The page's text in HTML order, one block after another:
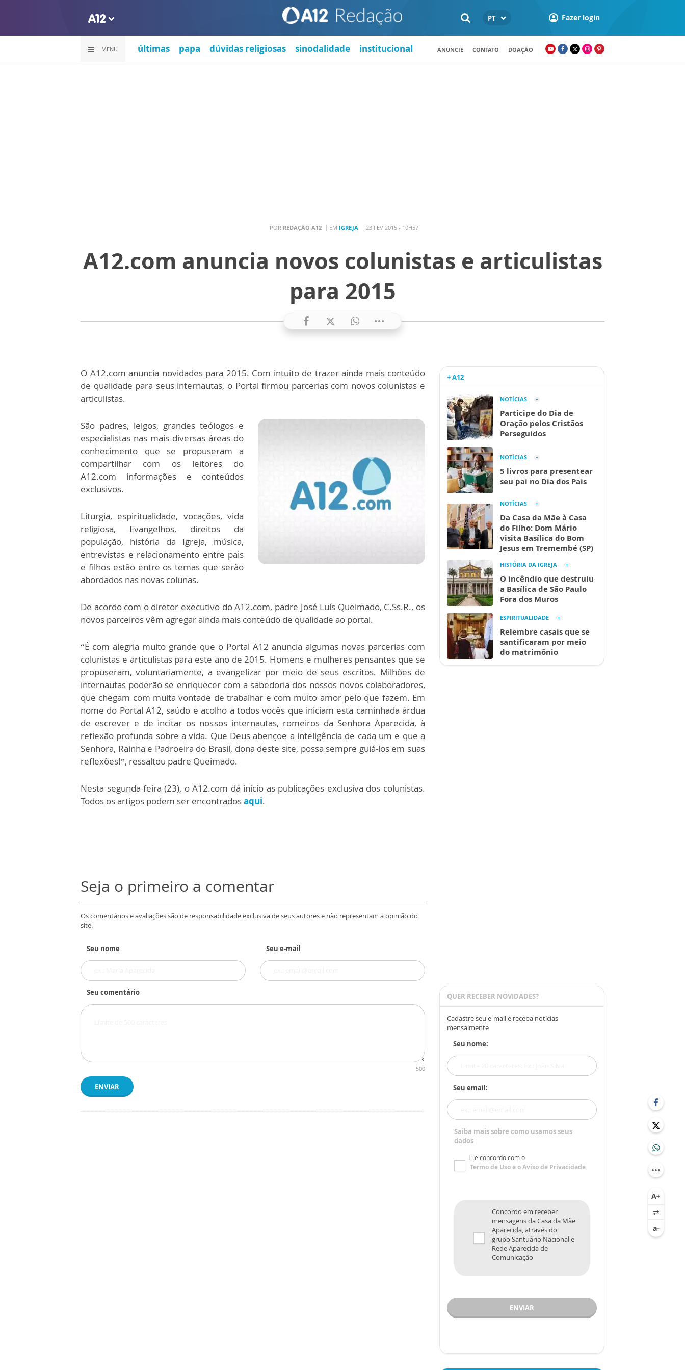
PT Fazer login
MENU últimas papa dúvidas religiosas sinodalidade institucional ANUNCIE CONTATO DOAÇÃO
POR REDAÇÃO A12 EM IGREJA 23 FEV 2015 - 10H57
A12.com anuncia novos colunistas e articulistas
para 2015
O A12.com anuncia novidades para 2015. Com intuito de trazer ainda mais conteúdo
de qualidade para seus internautas, o Portal firmou parcerias com novos colunistas e
articulistas.
São padres, leigos, grandes teólogos e
especialistas nas mais diversas áreas do
conhecimento que se propuseram a
compartilhar com os leitores do
A12.com informações e conteúdos
exclusivos.
Liturgia, espiritualidade, vocações, vida
religiosa, Evangelhos, direitos da
população, história da Igreja, música,
entrevistas e relacionamento entre pais
e filhos estão entre os temas que serão
abordados nas novas colunas.
De acordo com o diretor executivo do A12.com, padre José Luís Queimado, C.Ss.R., os
novos parceiros vêm agregar ainda mais conteúdo de qualidade ao portal.
“É com alegria muito grande que o Portal A12 anuncia algumas novas parcerias com
colunistas e articulistas para este ano de 2015. Homens e mulheres pensantes que se
propuseram, voluntariamente, a evangelizar por meio de seus escritos. Milhões de
internautas poderão se enriquecer com a sabedoria dos nossos novos colaboradores,
que chegam com muita vontade de trabalhar e com muito amor pelo que fazem. Em
nome do Portal A12, saúdo e acolho a todos vocês que iniciam esta caminhada árdua
de escrever e de incitar os nossos internautas, romeiros da Senhora Aparecida, à
reflexão profunda sobre a vida. Que Deus abençoe a inteligência de cada um e que a
Senhora, Rainha e Padroeira do Brasil, dona deste site, possa sempre guiá-los em suas
reflexões!”, ressaltou padre Queimado.
Nesta segunda-feira (23), o A12.com dá início as publicações exclusiva dos colunistas.
Todos os artigos podem ser encontradosaqui.
Seja o primeiro a comentar
Os comentários e avaliações são de responsabilidade exclusiva de seus autores e não representam a opinião do
site.
Seu nome Seu e-mail
Seu comentário
500
ENVIAR
+ A12
NOTÍCIAS
Participe do Dia de
Oração pelos Cristãos
Perseguidos
NOTÍCIAS
5 livros para presentear
seu pai no Dia dos Pais
NOTÍCIAS
Da Casa da Mãe à Casa
do Filho: Dom Mário
visita Basílica do Bom
Jesus em Tremembé (SP)
HISTÓRIA DA IGREJA
O incêndio que destruiu
a Basílica de São Paulo
Fora dos Muros
ESPIRITUALIDADE
Relembre casais que se
santificaram por meio
do matrimônio
QUER RECEBER NOVIDADES?
Cadastre seu e-mail e receba notícias
mensalmente
Seu nome:
Seu email:
Saiba mais sobre como usamos seus
dados
Li e concordo com o
Termo de Usoe oAviso de Privacidade
Concordo em receber
mensagens da Casa da Mãe
Aparecida, através do
grupo Santuário Nacional e
Rede Aparecida de
Comunicação
ENVIAR